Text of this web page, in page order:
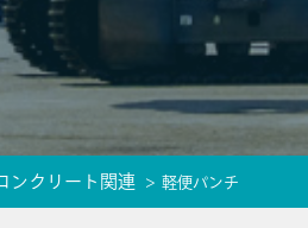
ンクリート関連 軽便パンチ